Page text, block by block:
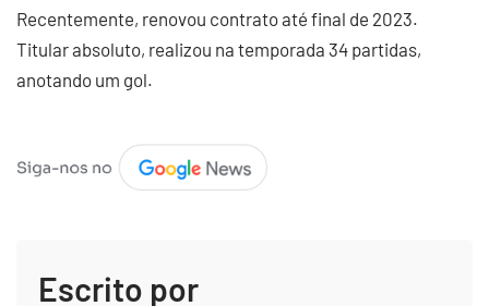
Recentemente, renovou contrato até final de 2023.
Titular absoluto, realizou na temporada 34 partidas,
anotando um gol.
Escrito por